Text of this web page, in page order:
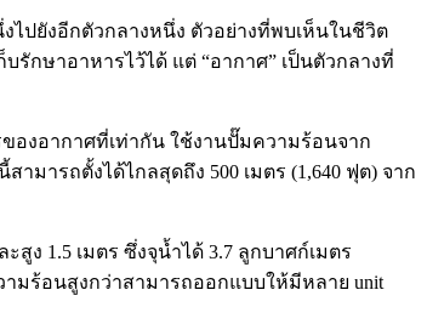
ไปยังอีกตัวกลางหนึ่ง ตัวอย่างที่พบเห็นในชีวิต
กษาอาหารไว้ได้ แต่ “อากาศ” เป็นตัวกลางที่
ของอากาศที่เท่ากัน ใช้งานปั๊มความร้อนจาก
ามารถตั้งได้ไกลสุดถึง 500 เมตร (1,640 ฟุต) จาก
ง 1.5 เมตร ซึ่งจุน้ำได้ 3.7 ลูกบาศก์เมตร
มร้อนสูงกว่าสามารถออกแบบให้มีหลาย unit